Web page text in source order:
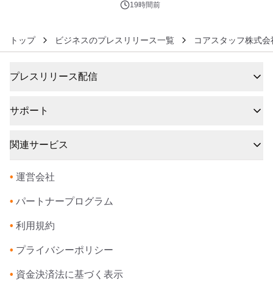
19時間前
トップ ビジネスのプレスリリース一覧 コアスタッフ株式会
プレスリリース配信
サポート
関連サービス
• 運営会社
• パートナープログラム
• 利用規約
• プライバシーポリシー
• 資金決済法に基づく表示